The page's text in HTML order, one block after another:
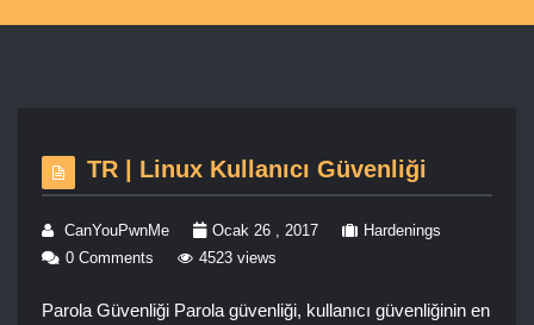
TR | Linux Kullanıcı Güvenliği
CanYouPwnMe Ocak 26 , 2017
Hardenings
0 Comments
4523 views
Parola Güvenliği Parola güvenliği, kullanıcı güvenliğinin en